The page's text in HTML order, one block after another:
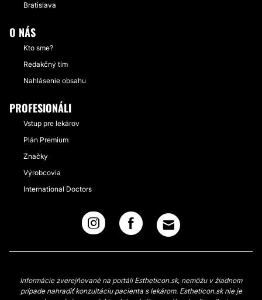
Bratislava
O NÁS
Kto sme?
Redakčný tím
Nahlásenie obsahu
PROFESIONÁLI
Vstup pre lekárov
Plán Premium
Značky
Výrobcovia
International Doctors
Informácie zverejňované na portáli Estheticon.sk, nemôžu v žiadnom
prípade nahradiť konzultáciu pacienta s lekárom. Estheticon.sk nie je